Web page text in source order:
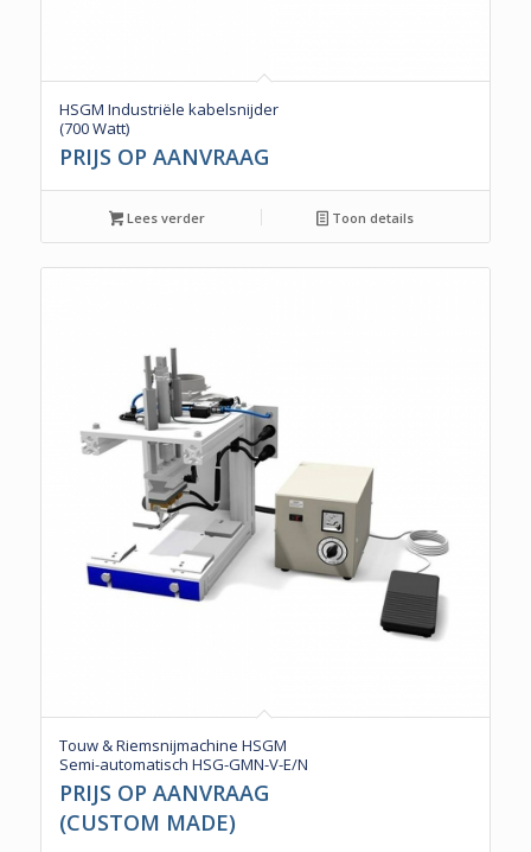
HSGM Industriële kabelsnijder
(700 Watt)
PRIJS OP AANVRAAG
Lees verder Toon details
Touw & Riemsnijmachine HSGM
Semi-automatisch HSG-GMN-V-E/N
PRIJS OP AANVRAAG
(CUSTOM MADE)